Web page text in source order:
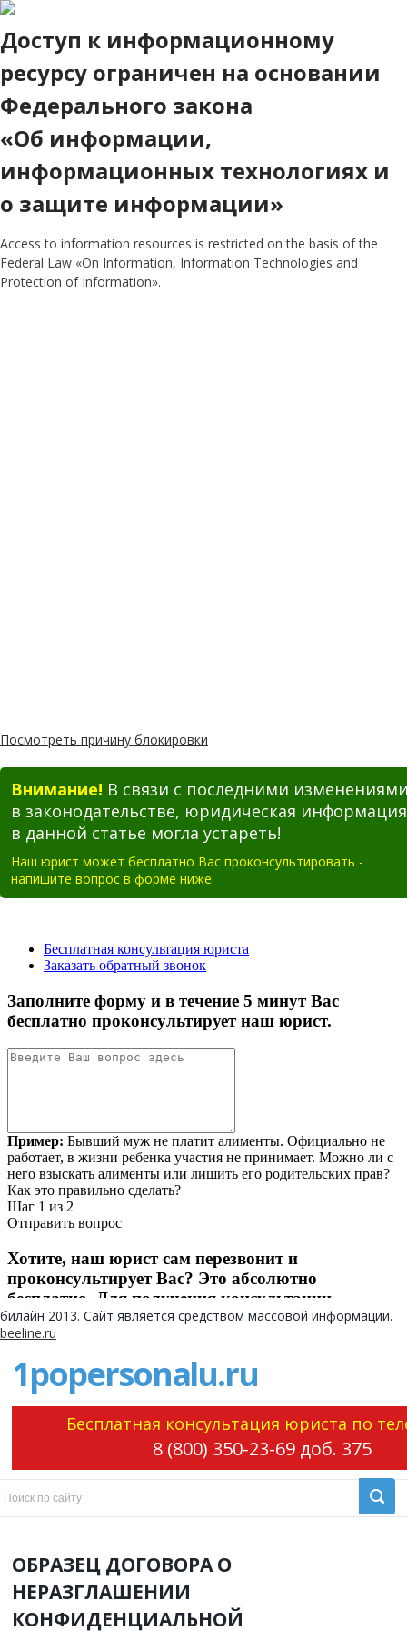
Доступ к информационному
ресурсу ограничен на основании
Федерального закона
«Об информации,
информационных технологиях и
о защите информации»
Access to information resources is restricted on the basis of the
Federal Law «On Information, Information Technologies and
Protection of Information».
Посмотреть причину блокировки
Внимание! В связи с последними
в законодательстве, юридическая информация
в данной статье могла устареть!
Наш юрист может бесплатно Вас проконсультировать -
напишите вопрос в форме ниже:
билайн 2013. Сайт является средством массовой информации.
beeline.ru
1popersonalu.ru
Бесплатная консультация юриста по
8 (800) 350-23-69 доб. 375
ОБРАЗЕЦ ДОГОВОРА О
НЕРАЗГЛАШЕНИИ
КОНФИДЕНЦИАЛЬНОЙ